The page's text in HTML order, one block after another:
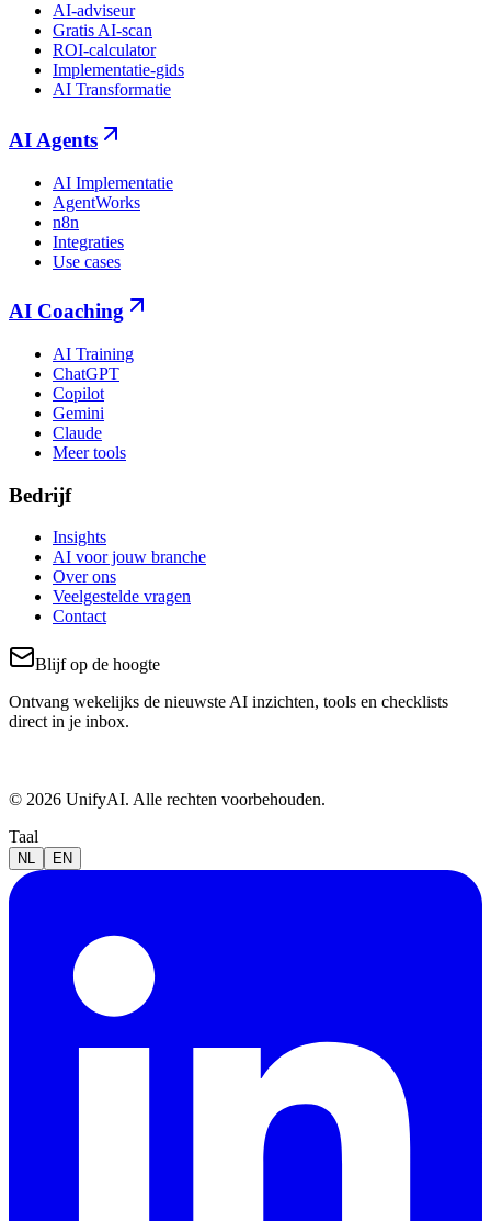
AI-adviseur
Gratis AI-scan
ROI-calculator
Implementatie-gids
AI Transformatie
AI Agents
AI Implementatie
AgentWorks
n8n
Integraties
Use cases
AI Coaching
AI Training
ChatGPT
Copilot
Gemini
Claude
Meer tools
Bedrijf
Insights
AI voor jouw branche
Over ons
Veelgestelde vragen
Contact
Blijf op de hoogte
Ontvang wekelijks de nieuwste AI inzichten, tools en checklists
direct in je inbox.
© 2026 UnifyAI. Alle rechten voorbehouden.
Taal
NL EN